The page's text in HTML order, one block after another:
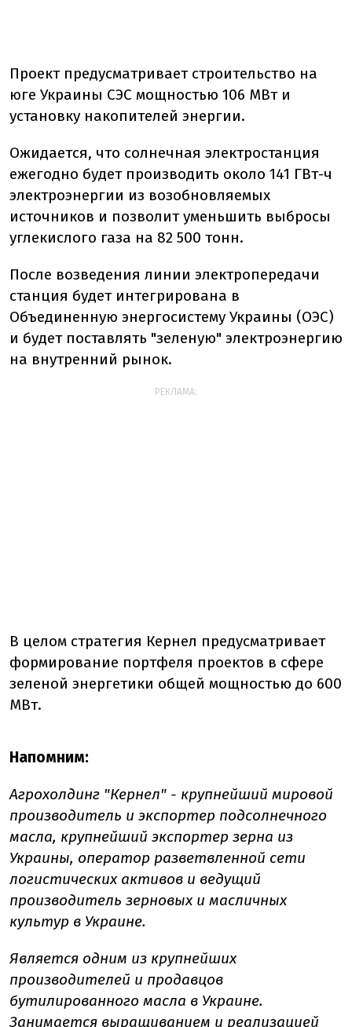
Проект предусматривает строительство на
юге Украины СЭС мощностью 106 МВт и
установку накопителей энергии.
Ожидается, что солнечная электростанция
ежегодно будет производить около 141 ГВт-ч
электроэнергии из возобновляемых
источников и позволит уменьшить выбросы
углекислого газа на 82 500 тонн.
После возведения линии электропередачи
станция будет интегрирована в
Объединенную энергосистему Украины (ОЭС)
и будет поставлять "зеленую" электроэнергию
на внутренний рынок.
РЕКЛАМА:
В целом стратегия Кернел предусматривает
формирование портфеля проектов в сфере
зеленой энергетики общей мощностью до 600
МВт.
Напомним:
Агрохолдинг "Кернел" - крупнейший мировой
производитель и экспортер подсолнечного
масла, крупнейший экспортер зерна из
Украины, оператор разветвленной сети
логистических активов и ведущий
производитель зерновых и масличных
культур в Украине.
Является одним из крупнейших
производителей и продавцов
бутилированного масла в Украине.
Занимается выращиванием и реализацией